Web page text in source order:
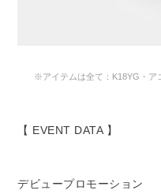
※アイテムは全て：K18YG・
【 EVENT DATA 】
デビュープロモーション